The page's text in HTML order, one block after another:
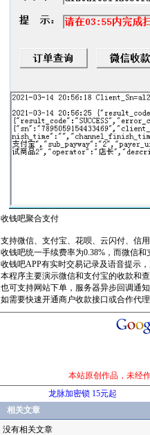
收钱吧聚合支付
支持微信、支付宝、花呗、云闪付、信
收钱吧统一手续费率为0.38%，而微信
收钱吧APP有实时交易记录及语音提示
本程序主要演示微信和支付宝的收款和
也可支持网站下单，服务器异步回调通
如需要快速开通商户收款接口或合作代
本站原创作品，未经
龙脉加密锁 15元起
相关文章
没有相关文章